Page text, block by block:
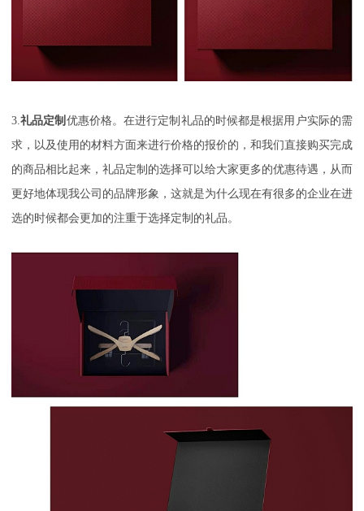
3.礼品定制 优惠价格。在进行定制礼品的时候都是根据用户实际的需
求，以及使用的材料方面来进行价格的报价的，和我们直接购买完成
的商品相比起来，礼品定制的选择可以给大家更多的优惠待遇，从而
更好地体现我公司的品牌形象，这就是为什么现在有很多的企业在进
选的时候都会更加的注重于选择定制的礼品。